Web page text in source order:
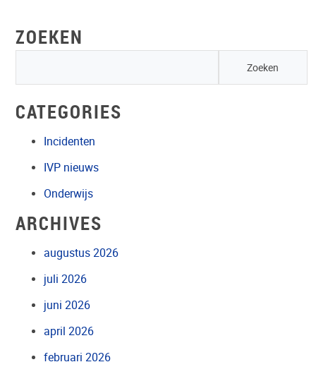
ZOEKEN
CATEGORIES
Incidenten
IVP nieuws
Onderwijs
ARCHIVES
augustus 2026
juli 2026
juni 2026
april 2026
februari 2026